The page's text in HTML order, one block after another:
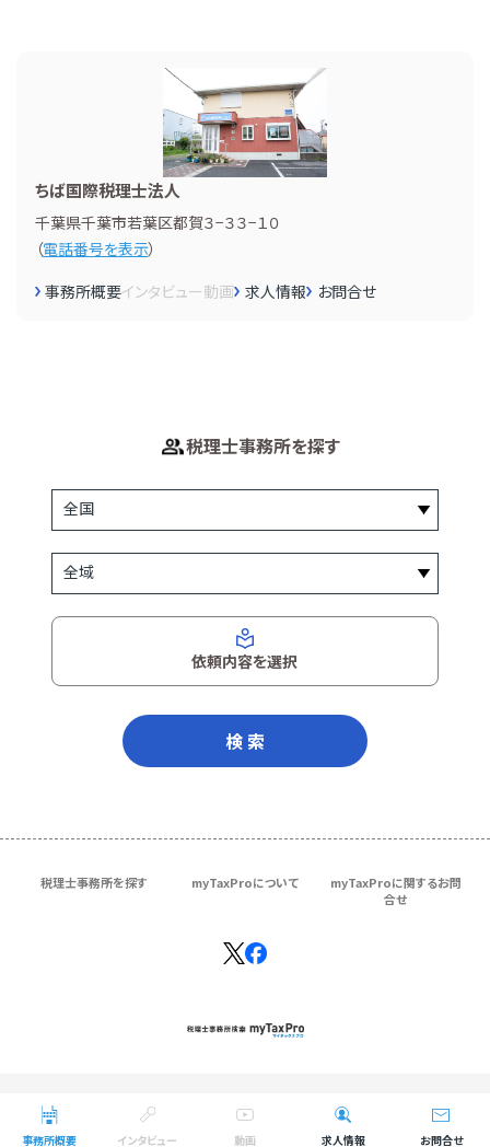
事務所概要 インタビュー 動画 求人情報 お問合せ
ちば国際税理士法人
千葉県千葉市若葉区都賀３−３３−１０
（電話番号を表示）
事務所概要インタビュー動画 求人情報 お問合せ
税理士事務所を探す
依頼内容を選択
検 索
税理士事務所を探す myTaxProについて
myTaxProに関するお問
合せ
Copyright © ＴＫＣ Corporation
All Rights Reserved.